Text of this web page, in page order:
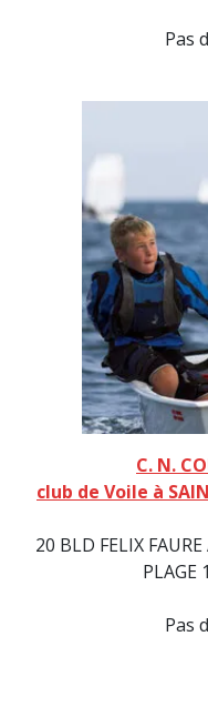
Pas
C. N.
club de Voile à
20 BLD FELIX
PLAGE
Pas